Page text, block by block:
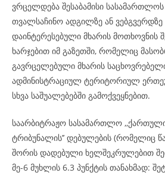
ვრცელდება შესაბამისი სასამართლოს
თვალსაჩინო ადგილზე ან ვებგვერდზე
დაინტერესებული მხარის მოთხოვნის
ხარჯებით იმ გაზეთში, რომელიც
გავრცელებული მხარის
ადმინისტრაციულ ტერიტორიულ
სხვა საშუალებებში გამოქვეყნებით.
საარბიტრაჟო სასამართლო
ტრიბუნალის’’ დებულების (რომელიც
შორის დადებული ხელშეკრულებით
მე-6 მუხლის 6.3 პუნქტის თანახმად: